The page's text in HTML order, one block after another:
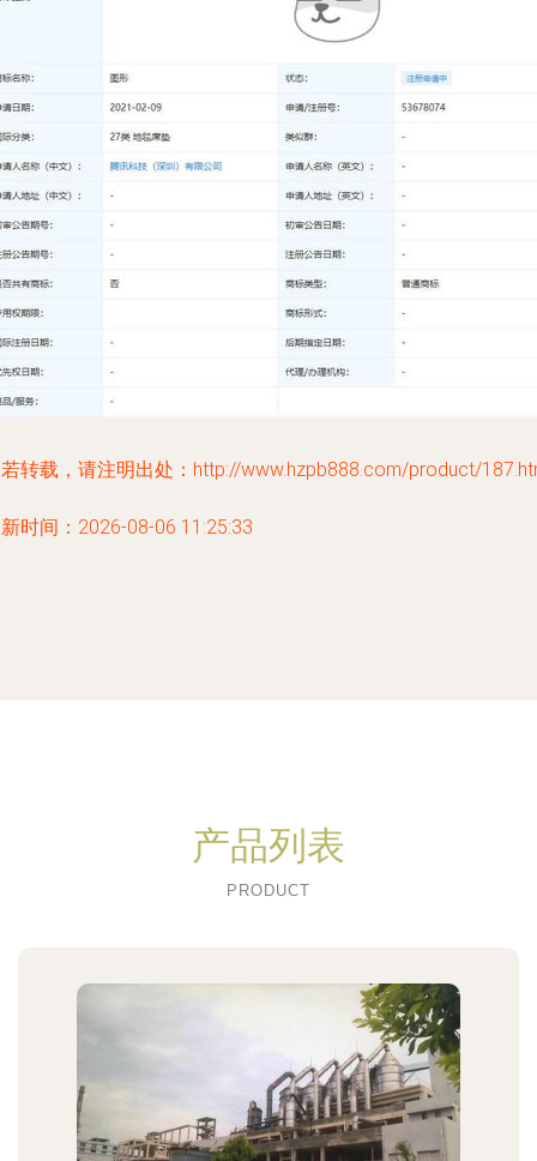
转载，请注明出处：http://www.hzpb888.com/product/
时间：2026-08-06 11:25:33
产品列表
PRODUCT